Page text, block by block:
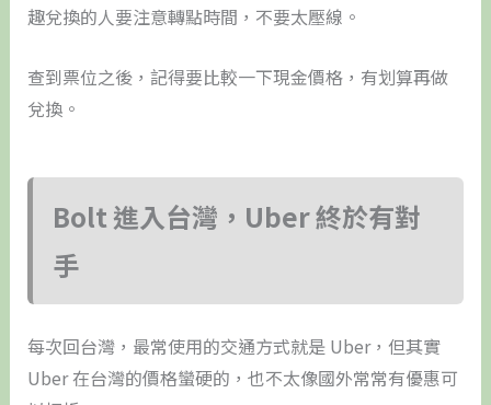
趣兌換的人要注意轉點時間，不要太壓線。
查到票位之後，記得要比較一下現金價格，有划算再做
兌換。
Bolt 進入台灣，Uber 終於有對
手
每次回台灣，最常使用的交通方式就是 Uber，但其實
Uber 在台灣的價格蠻硬的，也不太像國外常常有優惠可